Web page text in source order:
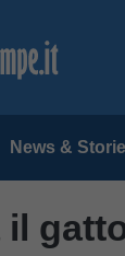
News & Storie